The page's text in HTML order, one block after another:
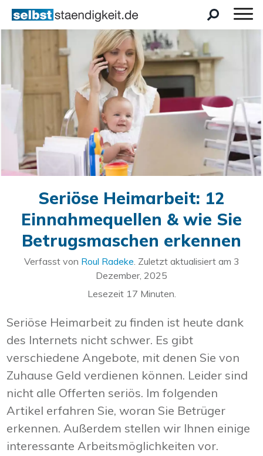
Seriöse Heimarbeit: 12
Einnahmequellen & wie Sie
Betrugsmaschen erkennen
Verfasst von Roul Radeke. Zuletzt aktualisiert am 3
Dezember, 2025
Lesezeit 17 Minuten.
Seriöse Heimarbeit zu finden ist heute dank
des Internets nicht schwer. Es gibt
verschiedene Angebote, mit denen Sie von
Zuhause Geld verdienen können. Leider sind
nicht alle Offerten seriös. Im folgenden
Artikel erfahren Sie, woran Sie Betrüger
erkennen. Außerdem stellen wir Ihnen einige
interessante Arbeitsmöglichkeiten vor.